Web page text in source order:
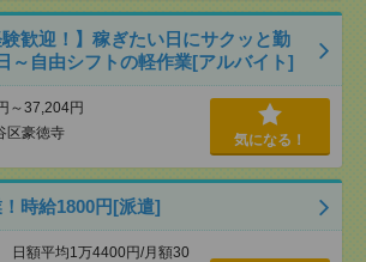
験歓迎！】稼ぎたい日にサクッと勤
～自由シフトの軽作業[アルバイト]
～37,204円
区豪徳寺 気になる！
時給1800円[派遣]
日額平均1万4400円/月額30